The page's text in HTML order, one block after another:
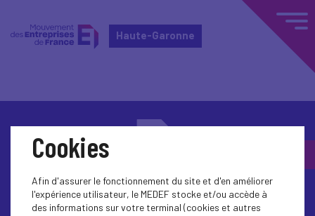
Haute-Garonne
Contactez-nous
Cookies
Afin d'assurer le fonctionnement du site et d'en améliorer
l'expérience utilisateur, le MEDEF stocke et/ou accède à
des informations sur votre terminal (cookies et autres